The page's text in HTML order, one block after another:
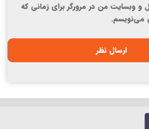
و وبسایت من در مرورگر برای زمانی که
می‌نویسم.